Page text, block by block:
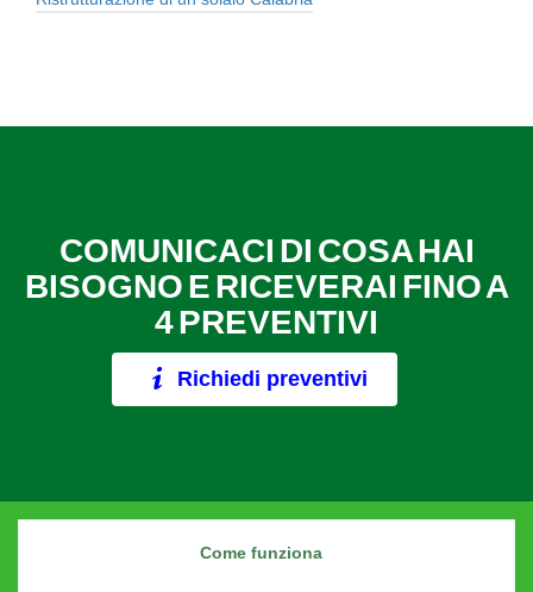
COMUNICACI DI COSA HAI
BISOGNO E RICEVERAI FINO A
4 PREVENTIVI
Richiedi preventivi
Come funziona